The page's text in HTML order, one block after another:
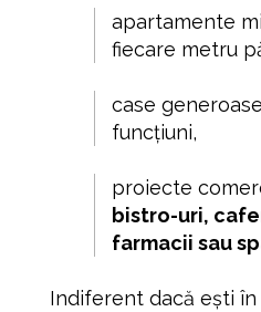
apartamente
fiecare metru
case
funcțiuni,
proiecte
bistro-uri,
farmacii sau
Indiferent dacă ești în